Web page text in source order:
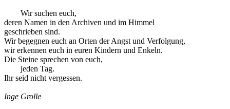
Wir suchen euch,
deren Namen in den Archiven und im Himmel
geschrieben sind.
Wir begegnen euch an Orten der Angst und Verfolgung,
wir erkennen euch in euren Kindern und Enkeln.
Die Steine sprechen von euch,
jeden Tag.
Ihr seid nicht vergessen.
Inge Grolle